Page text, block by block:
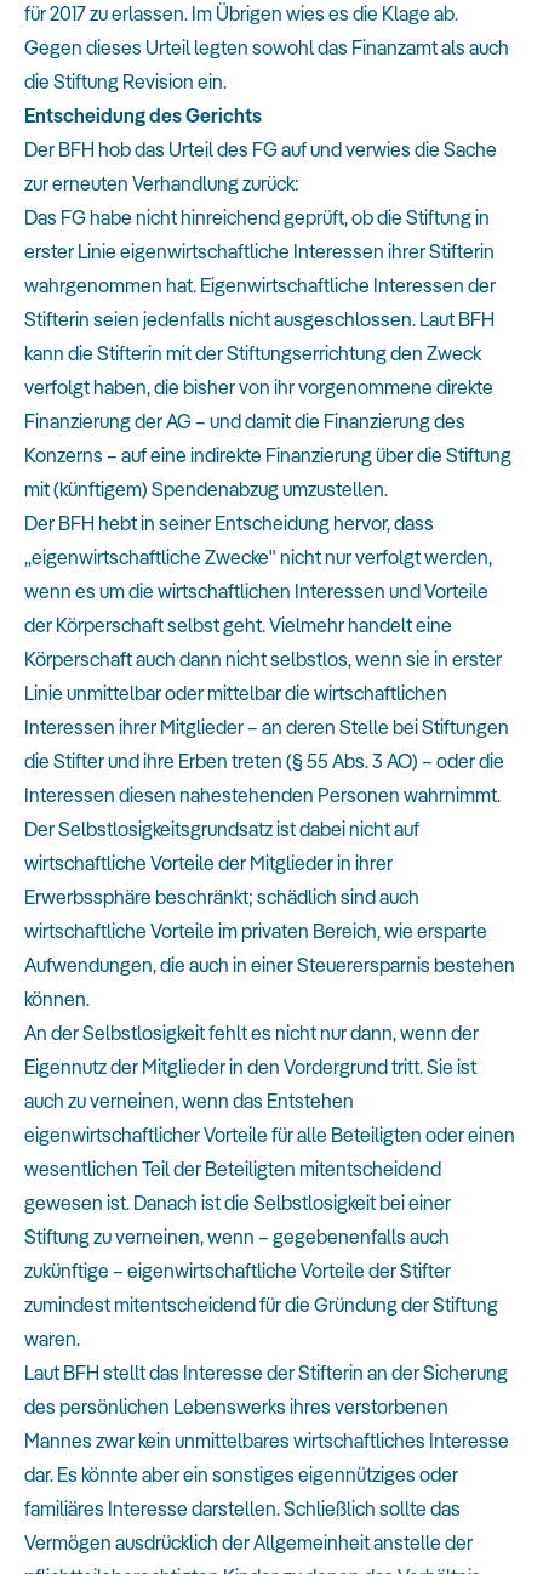
für 2017 zu erlassen. Im Übrigen wies es die Klage ab.
Gegen dieses Urteil legten sowohl das Finanzamt als auch
die Stiftung Revision ein.
Entscheidung des Gerichts
Der BFH hob das Urteil des FG auf und verwies die Sache
zur erneuten Verhandlung zurück:
Das FG habe nicht hinreichend geprüft, ob die Stiftung in
erster Linie eigenwirtschaftliche Interessen ihrer Stifterin
wahrgenommen hat. Eigenwirtschaftliche Interessen der
Stifterin seien jedenfalls nicht ausgeschlossen. Laut BFH
kann die Stifterin mit der Stiftungserrichtung den Zweck
verfolgt haben, die bisher von ihr vorgenommene direkte
Finanzierung der AG – und damit die Finanzierung des
Konzerns – auf eine indirekte Finanzierung über die Stiftung
mit (künftigem) Spendenabzug umzustellen.
Der BFH hebt in seiner Entscheidung hervor, dass
„eigenwirtschaftliche Zwecke" nicht nur verfolgt werden,
wenn es um die wirtschaftlichen Interessen und Vorteile
der Körperschaft selbst geht. Vielmehr handelt eine
Körperschaft auch dann nicht selbstlos, wenn sie in erster
Linie unmittelbar oder mittelbar die wirtschaftlichen
Interessen ihrer Mitglieder – an deren Stelle bei Stiftungen
die Stifter und ihre Erben treten (§ 55 Abs. 3 AO) – oder die
Interessen diesen nahestehenden Personen wahrnimmt.
Der Selbstlosigkeitsgrundsatz ist dabei nicht auf
wirtschaftliche Vorteile der Mitglieder in ihrer
Erwerbssphäre beschränkt; schädlich sind auch
wirtschaftliche Vorteile im privaten Bereich, wie ersparte
Aufwendungen, die auch in einer Steuerersparnis bestehen
können.
An der Selbstlosigkeit fehlt es nicht nur dann, wenn der
Eigennutz der Mitglieder in den Vordergrund tritt. Sie ist
auch zu verneinen, wenn das Entstehen
eigenwirtschaftlicher Vorteile für alle Beteiligten oder einen
wesentlichen Teil der Beteiligten mitentscheidend
gewesen ist. Danach ist die Selbstlosigkeit bei einer
Stiftung zu verneinen, wenn – gegebenenfalls auch
zukünftige – eigenwirtschaftliche Vorteile der Stifter
zumindest mitentscheidend für die Gründung der Stiftung
waren.
Laut BFH stellt das Interesse der Stifterin an der Sicherung
des persönlichen Lebenswerks ihres verstorbenen
Mannes zwar kein unmittelbares wirtschaftliches Interesse
dar. Es könnte aber ein sonstiges eigennütziges oder
familiäres Interesse darstellen. Schließlich sollte das
Vermögen ausdrücklich der Allgemeinheit anstelle der